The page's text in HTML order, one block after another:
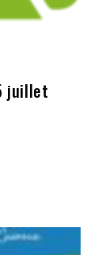
juillet